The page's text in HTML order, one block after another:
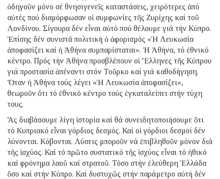
ὁδηγοῦν μόνο σέ θνησιγενεῖς καταστάσεις, χειρότερες ἀπό
αὐτές πού διαμόρφωσαν οἱ συμφωνίες τῆς Ζυρίχης καί τοῦ
Λονδίνου. Σίγουρα δέν εἶναι αὐτό πού θέλουμε γιά τήν Κύπρο.
Ἐπίσης δέν συνιστᾶ πολιτική ὁ ἀφορισμός «Ἡ Λευκωσία
ἀποφασίζει καί ἡ Ἀθήνα συμπαρίσταται». Ἡ Ἀθήνα, τό ἐθνικό
κέντρο. Πρός τήν Ἀθήνα προσβλέπουν οἱ Ἕλληνες τῆς Κύπρου
γιά προστασία ἀπέναντι στόν Τοῦρκο καί γιά καθοδήγηση.
Ὅταν ἡ Ἀθήνα τούς λέγει «Ἡ Λευκωσία ἀποφασίζει»,
θεωροῦν ὅτι τό ἐθνικό κέντρο τούς ἐγκαταλείπει στήν τύχη
τους.
Ἄς διαβάσουμε λίγη ἱστορία καί θά συνειδητοποιήσουμε ὅτι
τό Κυπριακό εἶναι γόρδιος δεσμός. Καί οἱ γόρδιοι δεσμοί δέν
λύνονται. Κόβονται. Λύσεις μποροῦν νά ἐπιβληθοῦν μόνον διά
τῆς ἰσχύος. Καί τό πρῶτο συστατικό τῆς ἰσχύος εἶναι τό ἠθικό
καί φρόνημα λαοῦ καί στρατοῦ. Τόσο στήν ἐλεύθερη Ἑλλάδα
ὅσο καί στήν Κύπρο. Καί δυστυχῶς στήν παράμετρο αὐτή δέν